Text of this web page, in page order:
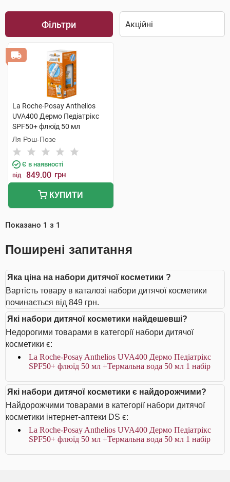
Фільтри
La Roche-Posay Anthelios
UVA400 Дермо Педіатрікс
SPF50+ флюїд 50 мл
+Термальна вода 50 мл 1
набір
Ля Рош-Позе
Є в наявності
від 849.00 грн
КУПИТИ
Показано 1 з 1
Поширені запитання
Яка ціна на набори дитячої косметики ?
Вартість товару в каталозі набори дитячої косметики
починається від 849 грн.
Які набори дитячої косметики найдешевші?
Недорогими товарами в категорії набори дитячої
косметики є:
La Roche-Posay Anthelios UVA400 Дермо Педіатрікс
SPF50+ флюїд 50 мл +Термальна вода 50 мл 1 набір
Які набори дитячої косметики є найдорожчими?
Найдорожчими товарами в категорії набори дитячої
косметики інтернет-аптеки DS є:
La Roche-Posay Anthelios UVA400 Дермо Педіатрікс
SPF50+ флюїд 50 мл +Термальна вода 50 мл 1 набір